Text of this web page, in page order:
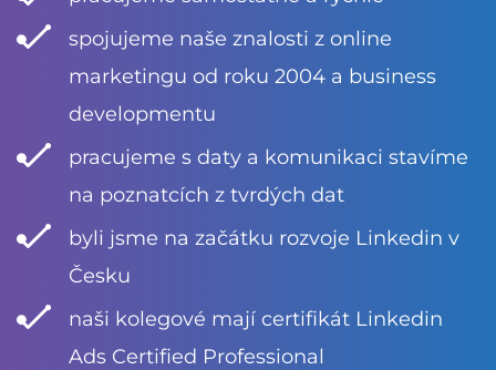
spojujeme naše znalosti z online
marketingu od roku 2004 a business
developmentu
pracujeme s daty a komunikaci stavíme
na poznatcích z tvrdých dat
byli jsme na začátku rozvoje Linkedin v
Česku
naši kolegové mají certifikát Linkedin
Ads Certified Professional